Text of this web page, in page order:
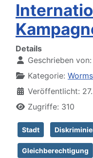
Details
Geschrieben von:
Kategorie:
Veröffentlicht:
Zugriffe: 310
Stadt
Gleichberechtigung